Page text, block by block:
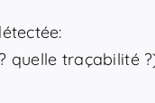
quelle traçabilité